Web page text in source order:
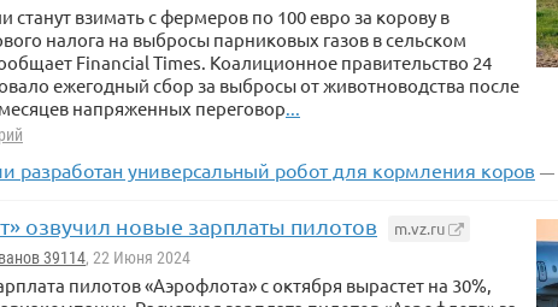
станут взимать с фермеров по 100 евро за корову в
налога на выбросы парниковых газов в сельском
Financial Times. Коалиционное правительство 24
ежегодный сбор за выбросы от животноводства после
напряженных переговор...
разработан универсальный робот для кормления коров —
озвучил новые зарплаты пилотов m.vz.ru
39114, 22 Июня 2024
пилотов «Аэрофлота» с октября вырастет на 30%,